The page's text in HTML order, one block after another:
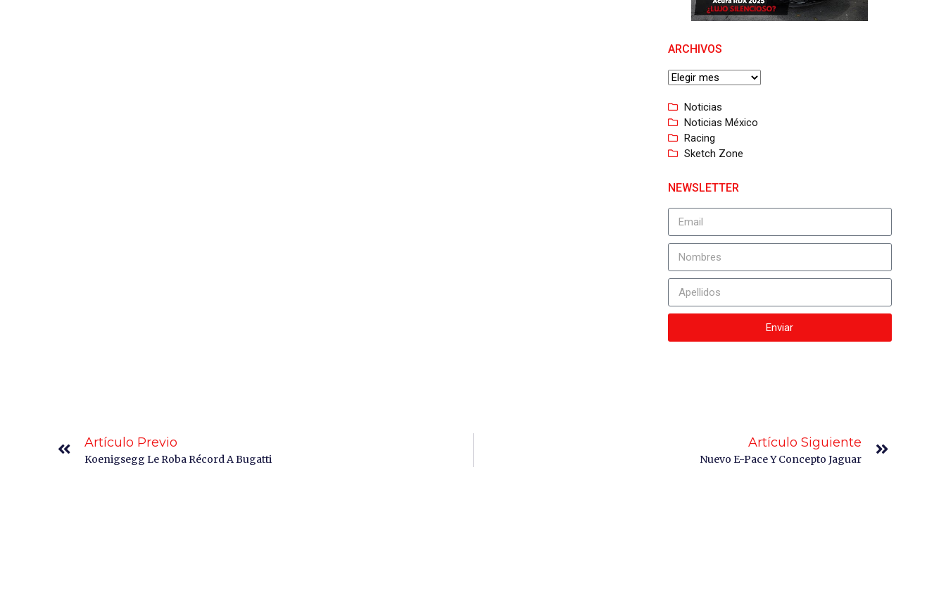
ARCHIVOS
Noticias
Noticias México
Racing
Sketch Zone
NEWSLETTER
Enviar
Artículo Previo
Koenigsegg Le Roba Récord A Bugatti
Artículo Siguiente
Nuevo E-Pace Y Concepto Jaguar